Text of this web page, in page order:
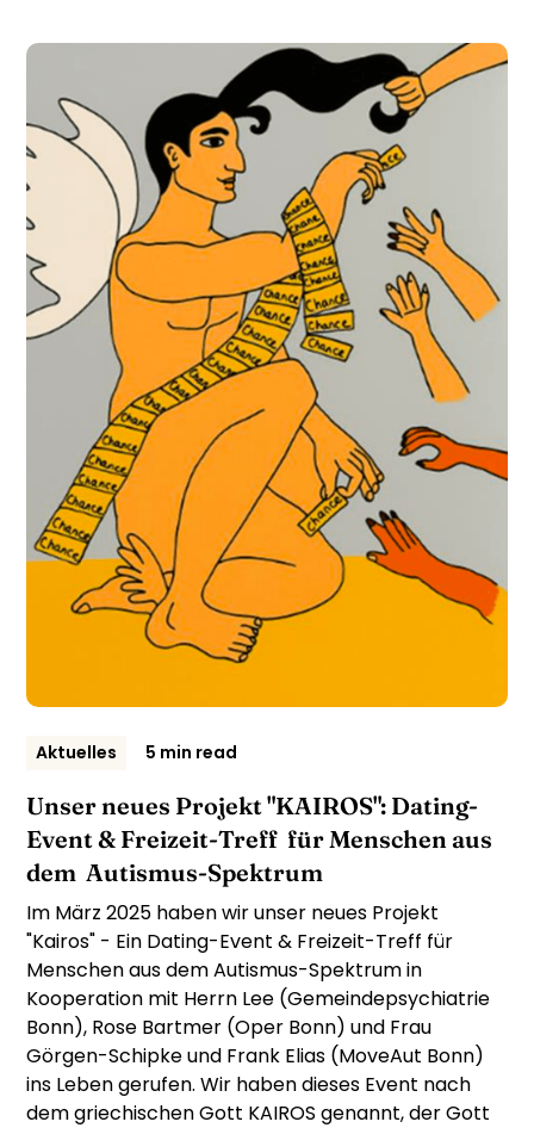
Aktuelles 5 min read
Unser neues Projekt "KAIROS": Dating-
Event & Freizeit-Treff für Menschen aus
dem Autismus-Spektrum
Im März 2025 haben wir unser neues Projekt
"Kairos" - Ein Dating-Event & Freizeit-Treff für
Menschen aus dem Autismus-Spektrum in
Kooperation mit Herrn Lee (Gemeindepsychiatrie
Bonn), Rose Bartmer (Oper Bonn) und Frau
Görgen-Schipke und Frank Elias (MoveAut Bonn)
ins Leben gerufen. Wir haben dieses Event nach
dem griechischen Gott KAIROS genannt, der Gott